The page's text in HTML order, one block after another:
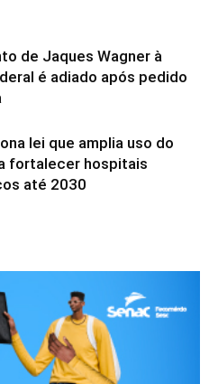
de Jaques Wagner à
é adiado após pedido
lei que amplia uso do
fortalecer hospitais
até 2030